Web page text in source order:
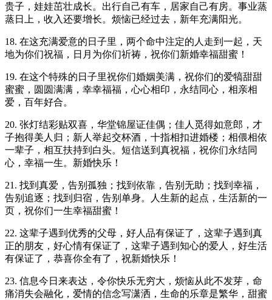
贵子，娃娃茁壮成长。出行自己有车，居家自己有房。事业蒸
蒸日上，收入还要增长。烦恼已经过去，新年充满阳光。
18. 在这充满爱意的日子里，两个命中注定的人走到一起，天
地为你们祝福，日月为你们祈祷，祝你们新婚幸福甜蜜！
19. 在这个特殊的日子里祝你们婚姻美满，祝你们的爱犒甜甜
蜜蜜，圆圆满满，幸幸福福，心心相印，永结同心，相亲相
爱，百年好合。
20. 张灯结彩贴双喜，华堂锦屋证佳偶；佳人觅得如意郎，才
子抱得美人归；新人举起交杯酒，十指相扣进婚楼；相偎相依
一辈子，相互扶持到白头。短信送到真祝福，祝你们永结同
心，幸福一生。新婚快乐！
21. 找到真爱，告别孤独；找到依靠，告别无助；找到幸福，
告别追逐；找到归宿，告别单身。人生新的起点，生活新的一
页，祝你们一生幸福甜蜜！
22. 这辈子遇到优秀的父母，好人品有保证了，这辈子遇到真
正的朋友，好心情有保证了，这辈子遇到知心的爱人，好生活
有保证了，恭喜你全有了，祝新婚快乐！
23. 信息今日来表达，令你快乐无穷大，烦恼从此不发芽，命
痛消失会融化，爱情的信念写潇洒，生命的乐章是繁华，甜蜜